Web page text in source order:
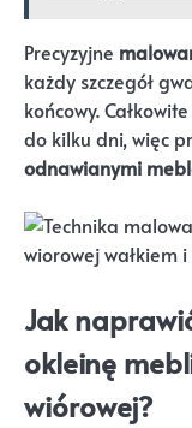
Precyzyjne
każdy szczegół
końcowy.
do kilku dni, więc
odnawianymi
Jak
okleinę
wiórowej?